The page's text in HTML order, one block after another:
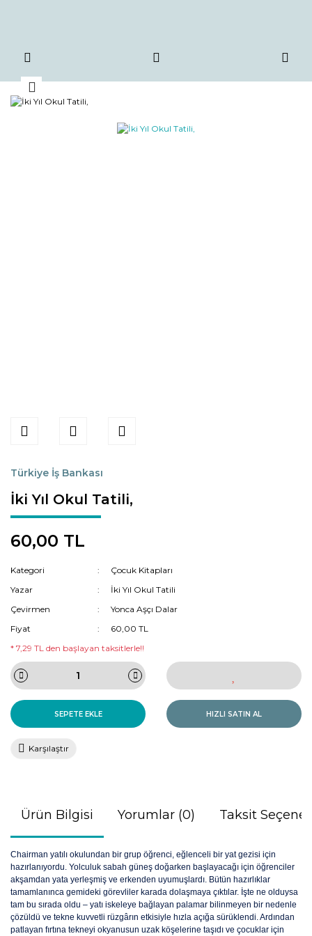
Türkiye İş Bankası
İki Yıl Okul Tatili,
60,00 TL
Kategori
Çocuk Kitapları
Yazar
İki Yıl Okul Tatili
Çevirmen
Yonca Aşçı Dalar
Fiyat
60,00 TL
* 7,29 TL den başlayan taksitlerle!!
SEPETE EKLE HIZLI SATIN AL
Karşılaştır
Ürün Bilgisi Yorumlar (0) Taksit
Chairman yatılı okulundan bir grup öğrenci, eğlenceli bir yat gezisi için
hazırlanıyordu. Yolculuk sabah güneş doğarken başlayacağı için öğrenciler
akşamdan yata yerleşmiş ve erkenden uyumuşlardı. Bütün hazırlıklar
tamamlanınca gemideki görevliler karada dolaşmaya çıktılar. İşte ne olduysa
tam bu sırada oldu – yatı iskeleye bağlayan palamar bilinmeyen bir nedenle
çözüldü ve tekne kuvvetli rüzgârın etkisiyle hızla açığa sürüklendi. Ardından
patlayan fırtına tekneyi okyanusun uzak köşelerine taşıdı ve çocuklar için